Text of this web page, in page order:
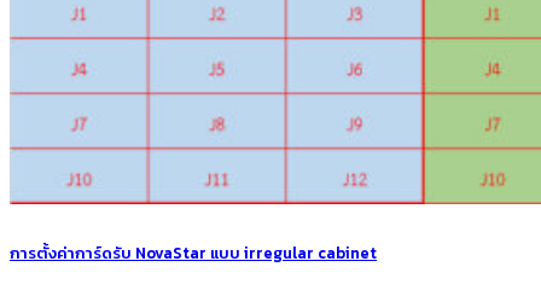
การตั้งค่าการ์ดรับ NovaStar แบบ irregular cabinet